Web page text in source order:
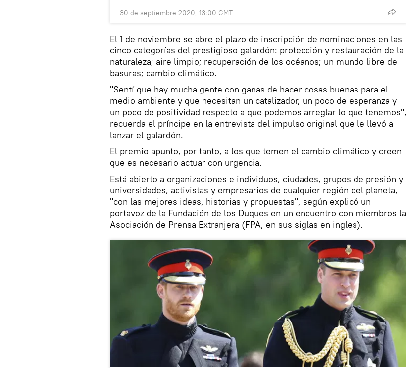
30 de septiembre 2020, 13:00 GMT
El 1 de noviembre se abre el plazo de inscripción de nominaciones en las
cinco categorías del prestigioso galardón: protección y restauración de la
naturaleza; aire limpio; recuperación de los océanos; un mundo libre de
basuras; cambio climático.
"Sentí que hay mucha gente con ganas de hacer cosas buenas para el
medio ambiente y que necesitan un catalizador, un poco de esperanza y
un poco de positividad respecto a que podemos arreglar lo que tenemos",
recuerda el príncipe en la entrevista del impulso original que le llevó a
lanzar el galardón.
El premio apunto, por tanto, a los que temen el cambio climático y creen
que es necesario actuar con urgencia.
Está abierto a organizaciones e individuos, ciudades, grupos de presión y
universidades, activistas y empresarios de cualquier región del planeta,
"con las mejores ideas, historias y propuestas", según explicó un
portavoz de la Fundación de los Duques en un encuentro con miembros la
Asociación de Prensa Extranjera (FPA, en sus siglas en ingles).